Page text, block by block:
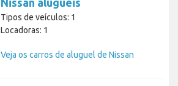
Nissan aluguéis
Tipos de veículos: 1
Locadoras: 1
Veja os carros de aluguel de Nissan